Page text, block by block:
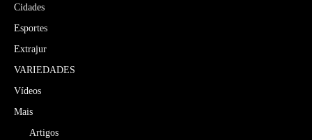
Cidades
Esportes
Extrajur
VARIEDADES
Vídeos
Mais
Artigos